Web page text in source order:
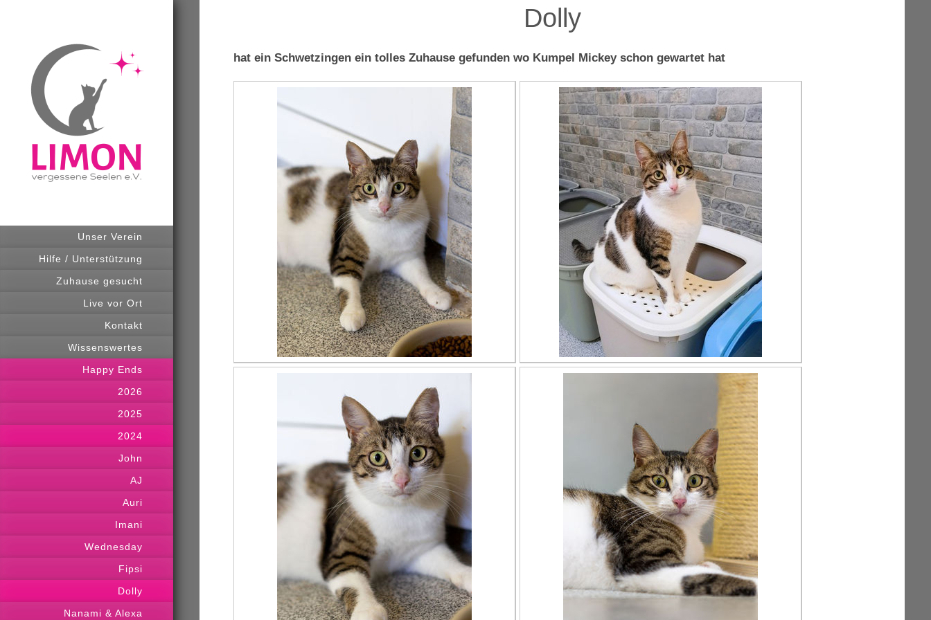
Unser Verein
Hilfe / Unterstützung
Zuhause gesucht
Live vor Ort
Kontakt
Wissenswertes
Happy Ends
2026
2025
2024
John
AJ
Auri
Imani
Wednesday
Fipsi
Dolly
Nanami & Alexa
Dolly
hat ein Schwetzingen ein tolles Zuhause gefunden wo Kumpel Mickey schon gewartet hat